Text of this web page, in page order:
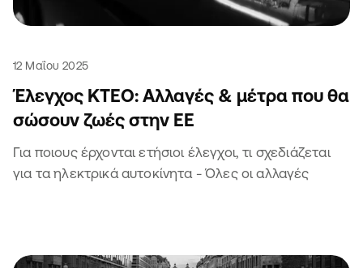
12 Μαΐου 2025
Έλεγχος ΚΤΕΟ: Αλλαγές & μέτρα που θα
σώσουν ζωές στην ΕΕ
Για ποιους έρχονται ετήσιοι έλεγχοι, τι σχεδιάζεται
για τα ηλεκτρικά αυτοκίνητα - Όλες οι αλλαγές